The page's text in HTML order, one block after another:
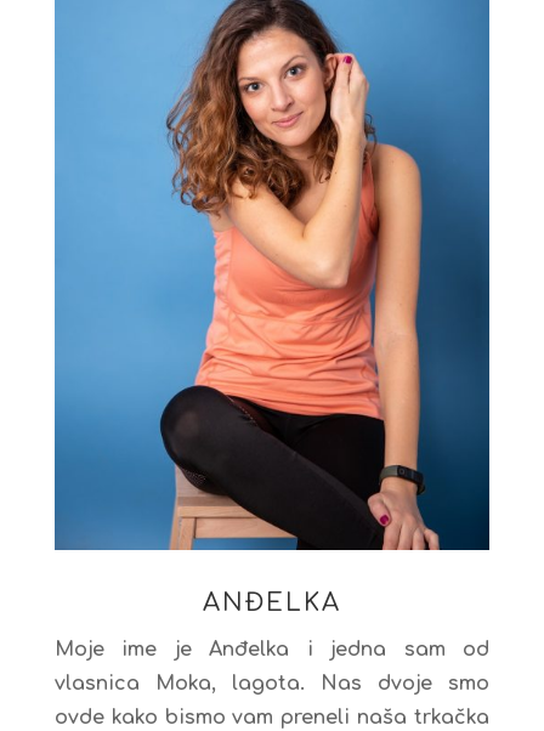
ANĐELKA
Moje ime je Anđelka i jedna sam od
vlasnica Moka, lagota. Nas dvoje smo
ovde kako bismo vam preneli naša trkačka